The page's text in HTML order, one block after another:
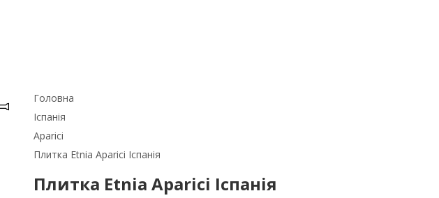
Головна
Іспанія
Aparici
Плитка Etnia Aparici Іспанія
Плитка Etnia Aparici Іспанія